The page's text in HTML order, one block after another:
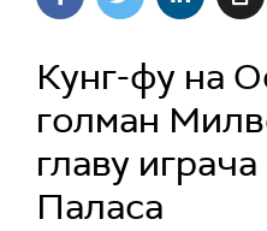
Кунг-фу на
голман
главу
Паласа